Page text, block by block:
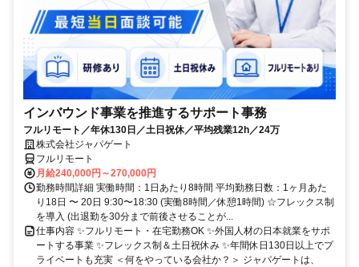
インバウンド事業を推進するサポート事務
フルリモート／年休130日／土日祝休／平均残業12h／24万
株式会社ジャパゲート
フルリモート
月給240,000円～270,000円
勤務時間詳細 実働時間：1日あたり8時間 平均勤務日数：1ヶ月あた
り18日 〜 20日 9:30〜18:30 (実働8時間／休憩1時間) ☆フレックス制
を導入 (出退勤を30分まで前後させることが...
仕事内容 ✨フルリモート・在宅勤務OK ✨外国人材の日本就業をサポ
ートする事業 ✨フレックス制＆土日祝休み ✨年間休日130日以上でプ
ライベートも充実 ＜何をやっている会社か？＞ ジャパゲートは、